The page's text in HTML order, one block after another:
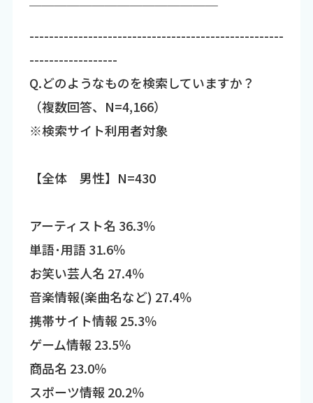
￣￣￣￣￣￣￣￣￣￣￣￣￣￣￣
----------------------------------------------------
------------------
Q.どのようなものを検索していますか？
（複数回答、N=4,166）
※検索サイト利用者対象
【全体 男性】N=430
アーティスト名 36.3％
単語･用語 31.6％
お笑い芸人名 27.4％
音楽情報(楽曲名など) 27.4％
携帯サイト情報 25.3％
ゲーム情報 23.5％
商品名 23.0％
スポーツ情報 20.2％